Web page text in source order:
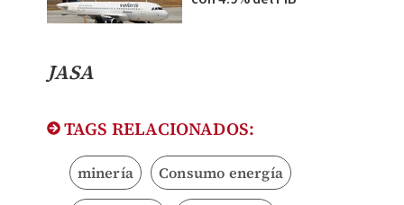
JASA
TAGS RELACIONADOS:
minería Consumo energía